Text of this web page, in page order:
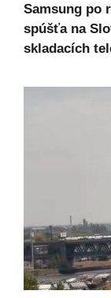
Samsung po
spúšťa na
skladacích